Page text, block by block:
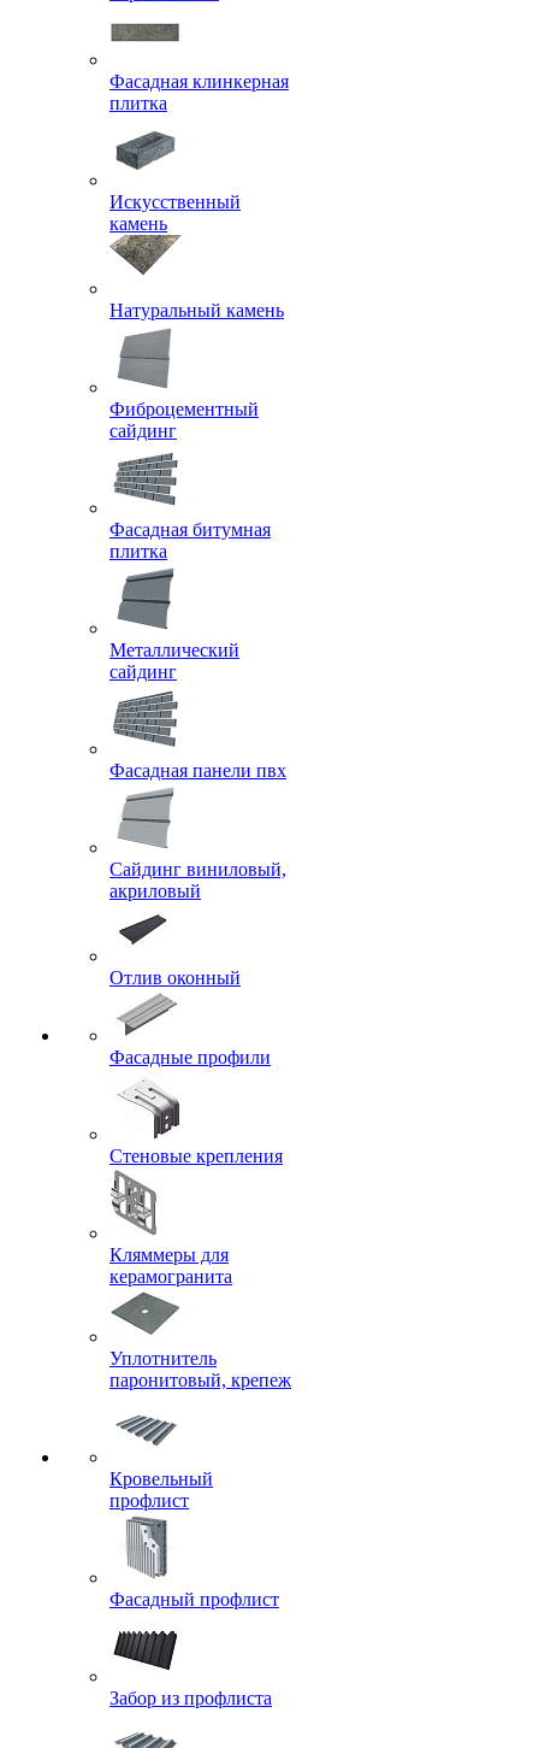
Фасадная клинкерная
плитка
Искусственный
камень
Натуральный камень
Фиброцементный
сайдинг
Фасадная битумная
плитка
Металлический
сайдинг
Фасадная панели пвх
Сайдинг виниловый,
акриловый
Отлив оконный
Фасадные профили
Стеновые крепления
Кляммеры для
керамогранита
Уплотнитель
паронитовый, крепеж
Кровельный
профлист
Фасадный профлист
Забор из профлиста